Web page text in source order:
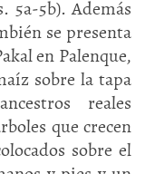
5a-5b). Además
se presenta
en Palenque,
sobre la tapa
reales
que crecen
sobre el